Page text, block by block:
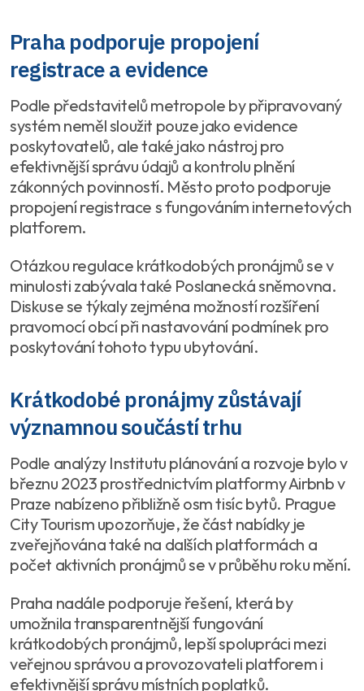
Praha podporuje propojení
registrace a evidence
Podle představitelů metropole by připravovaný
systém neměl sloužit pouze jako evidence
poskytovatelů, ale také jako nástroj pro
efektivnější správu údajů a kontrolu plnění
zákonných povinností. Město proto podporuje
propojení registrace s fungováním internetových
platforem.
Otázkou regulace krátkodobých pronájmů se v
minulosti zabývala také Poslanecká sněmovna.
Diskuse se týkaly zejména možností rozšíření
pravomocí obcí při nastavování podmínek pro
poskytování tohoto typu ubytování.
Krátkodobé pronájmy zůstávají
významnou součástí trhu
Podle analýzy Institutu plánování a rozvoje bylo v
březnu 2023 prostřednictvím platformy Airbnb v
Praze nabízeno přibližně osm tisíc bytů. Prague
City Tourism upozorňuje, že část nabídky je
zveřejňována také na dalších platformách a
počet aktivních pronájmů se v průběhu roku mění.
Praha nadále podporuje řešení, která by
umožnila transparentnější fungování
krátkodobých pronájmů, lepší spolupráci mezi
veřejnou správou a provozovateli platforem i
efektivnější správu místních poplatků.